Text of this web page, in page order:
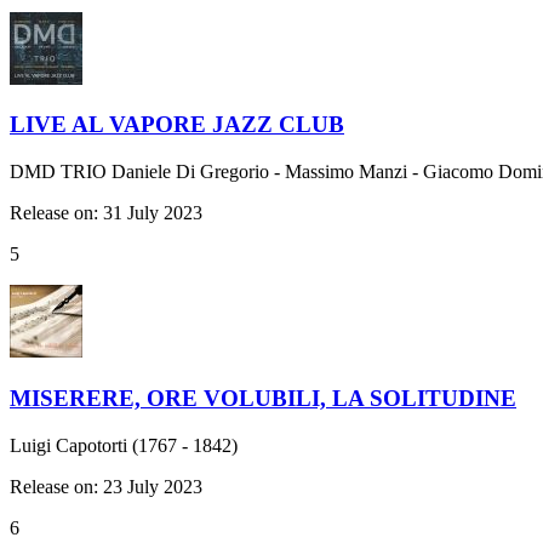
LIVE AL VAPORE JAZZ CLUB
DMD TRIO Daniele Di Gregorio - Massimo Manzi - Giacomo
Release on: 31 July 2023
5
MISERERE, ORE VOLUBILI, LA SOLITUDINE
Luigi Capotorti (1767 - 1842)
Release on: 23 July 2023
6